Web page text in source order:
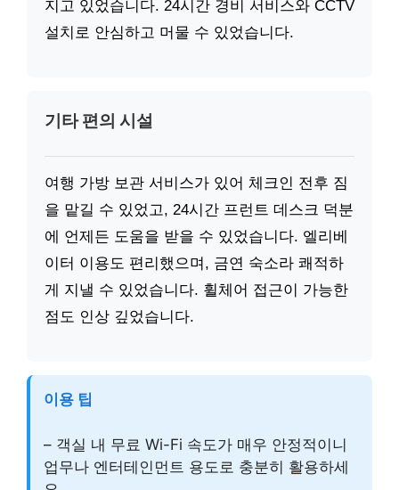
지고 있었습니다. 24시간 경비 서비스와 CCTV
설치로 안심하고 머물 수 있었습니다.
기타 편의 시설
여행 가방 보관 서비스가 있어 체크인 전후 짐
을 맡길 수 있었고, 24시간 프런트 데스크 덕분
에 언제든 도움을 받을 수 있었습니다. 엘리베
이터 이용도 편리했으며, 금연 숙소라 쾌적하
게 지낼 수 있었습니다. 휠체어 접근이 가능한
점도 인상 깊었습니다.
이용 팁
– 객실 내 무료 Wi-Fi 속도가 매우 안정적이니
업무나 엔터테인먼트 용도로 충분히 활용하세